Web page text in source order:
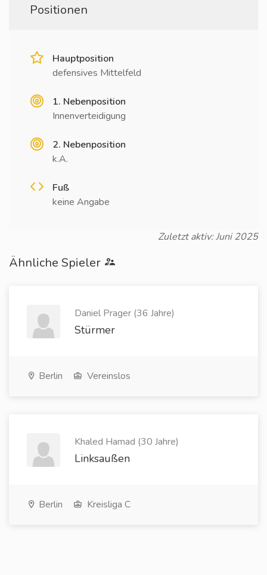
Positionen
Hauptposition
defensives Mittelfeld
1. Nebenposition
Innenverteidigung
2. Nebenposition
k.A.
Fuß
keine Angabe
Zuletzt aktiv: Juni 2025
Ähnliche Spieler
Daniel Prager (36 Jahre)
Stürmer
Berlin Vereinslos
Khaled Hamad (30 Jahre)
Linksaußen
Berlin Kreisliga C